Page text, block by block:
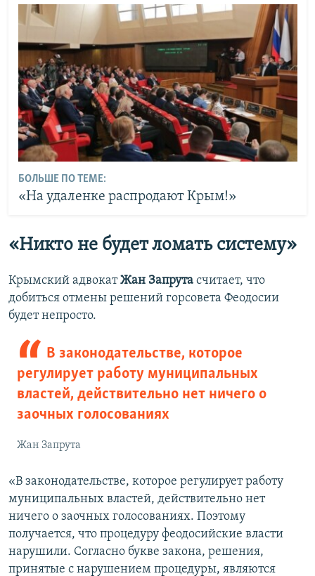
БОЛЬШЕ ПО ТЕМЕ:
«На удаленке распродают Крым!»
«Никто не будет ломать систему»
Крымский адвокатЖан Запрута считает, что
добиться отмены решений горсовета Феодосии
будет непросто.
В законодательстве, которое
регулирует работу муниципальных
властей, действительно нет ничего о
заочных голосованиях
Жан Запрута
«В законодательстве, которое регулирует работу
муниципальных властей, действительно нет
ничего о заочных голосованиях. Поэтому
получается, что процедуру феодосийские власти
нарушили. Согласно букве закона, решения,
принятые с нарушением процедуры, являются